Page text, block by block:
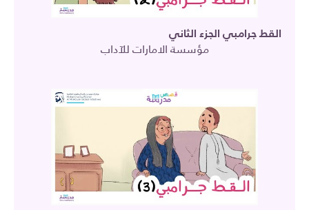
القط جرامبي الجزء الثاني
مؤسسة الامارات للآداب